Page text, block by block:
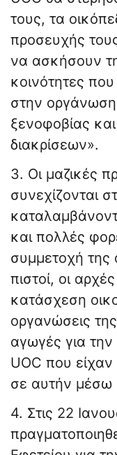
τους, τα
προσευχής
να ασκήσουν
κοινότητες
στην
ξενοφοβίας
διακρίσεων».
3. Οι μαζικές
συνεχίζονται
και πολλές
συμμετοχή της
πιστοί, οι
κατάσχεση
οργανώσεις
αγωγές για
UOC που
σε αυτήν μέσω
4. Στις 22